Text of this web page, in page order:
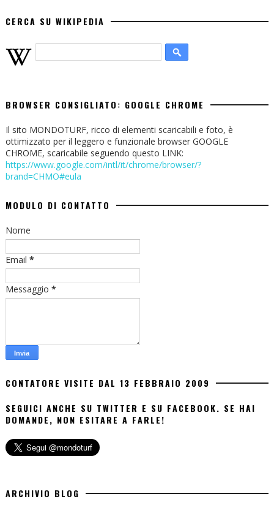
CERCA SU WIKIPEDIA
BROWSER CONSIGLIATO: GOOGLE CHROME
Il sito MONDOTURF, ricco di elementi scaricabili e foto, è
ottimizzato per il leggero e funzionale browser GOOGLE
CHROME, scaricabile seguendo questo LINK:
https://www.google.com/intl/it/chrome/browser/?
brand=CHMO#eula
MODULO DI CONTATTO
Nome
Email *
Messaggio *
CONTATORE VISITE DAL 13 FEBBRAIO 2009
SEGUICI ANCHE SU TWITTER E SU FACEBOOK. SE HAI
DOMANDE, NON ESITARE A FARLE!
ARCHIVIO BLOG